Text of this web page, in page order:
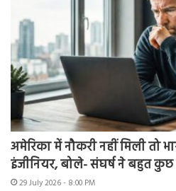
अमेरिका में नौकरी नहीं मिली तो
इंजीनियर, बोले- संघर्ष ने बहुत कुछ
29 July 2026 - 8:00 PM